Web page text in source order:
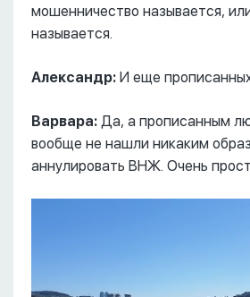
мошенничество называется,
называется.
Александр: И еще
Варвара: Да, а прописанным
вообще не нашли никаким
аннулировать ВНЖ. Очень